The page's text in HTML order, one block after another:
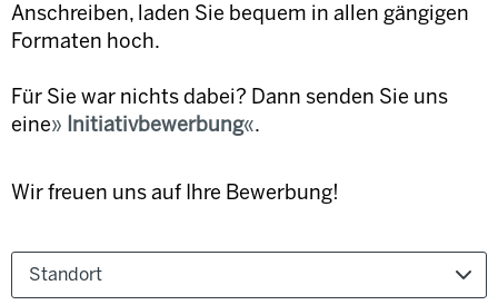
Anschreiben, laden Sie bequem in allen gängigen
Formaten hoch.
Für Sie war nichts dabei? Dann senden Sie uns
eine
Initiativbewerbung .
Wir freuen uns auf Ihre Bewerbung!
Standort